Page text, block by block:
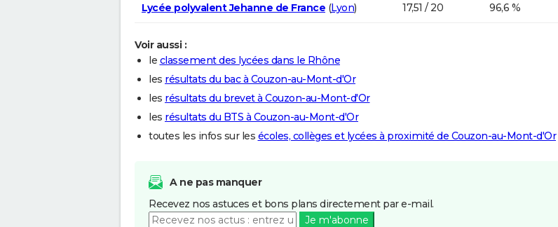
Lycée polyvalent Jehanne de France (Lyon) 17,51 / 20 96,6 %
Voir aussi :
le classement des lycées dans le Rhône
les résultats du bac à Couzon-au-Mont-d'Or
les résultats du brevet à Couzon-au-Mont-d'Or
les résultats du BTS à Couzon-au-Mont-d'Or
toutes les infos sur les écoles, collèges et lycées à proximité de Couzon-au-Mont-d'Or
A ne pas manquer
Recevez nos astuces et bons plans directement par e-mail.
Je m'abonne